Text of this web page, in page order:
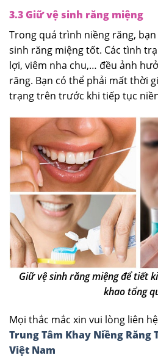
3.3 Giữ vệ sinh răng miệng
Trong quá trình niềng răng,
sinh răng miệng tốt. Các tình
lợi, viêm nha chu,… đều ảnh
răng. Bạn có thể phải mất thời
trạng trên trước khi tiếp tục
Giữ vệ sinh răng miệng để tiết
khao tổng
Mọi thắc mắc xin vui lòng liên
Trung Tâm Khay Niềng Răng
Việt Nam